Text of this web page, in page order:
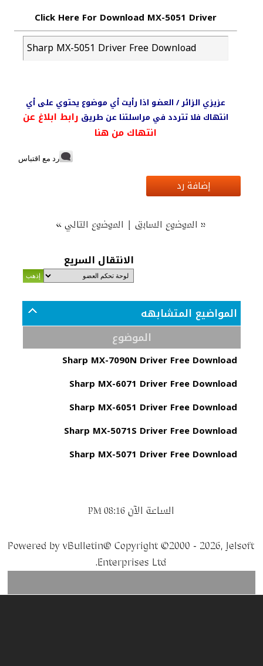
Click Here For Download MX-5051 Driver
Sharp MX-5051 Driver Free Download
عزيزي الزائر / العضو اذا رأيت أي موضوع يحتوي على أي
انتهاك فلا تتردد في مراسلتنا عن طريق رابط ابلاغ عن
انتهاك من هنا
رد مع اقتباس
إضافة رد
« الموضوع السابق| الموضوع التالي»
الانتقال السريع
المواضيع المتشابهه
الموضوع
Sharp MX-7090N Driver Free Download
Sharp MX-6071 Driver Free Download
Sharp MX-6051 Driver Free Download
Sharp MX-5071S Driver Free Download
Sharp MX-5071 Driver Free Download
الساعة الآن 08:16 PM
Powered by vBulletin® Copyright ©2000 - 2026, Jelsoft
Enterprises Ltd.